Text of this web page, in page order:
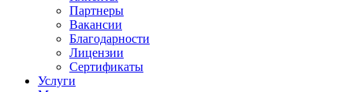
Партнеры
Вакансии
Благодарности
Лицензии
Сертификаты
Услуги